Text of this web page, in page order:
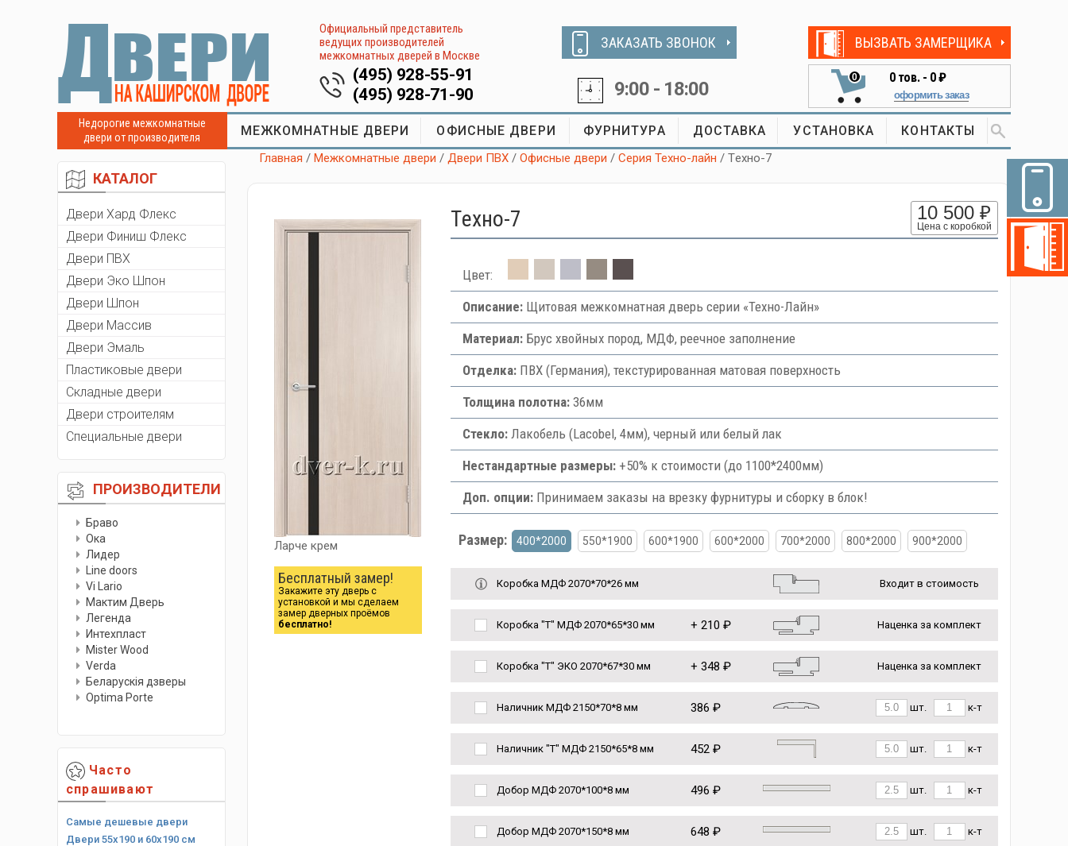
Официальный представитель
ведущих производителей
межкомнатных дверей в Москве
(495) 928-55-91
(495) 928-71-90
ЗАКАЗАТЬ ЗВОНОК
9:00 - 18:00
ВЫЗВАТЬ ЗАМЕРЩИКА
0 0тов. - 0 ₽
оформить заказ
Недорогие межкомнатные
двери от производителя
МЕЖКОМНАТНЫЕ ДВЕРИ ОФИСНЫЕ ДВЕРИ ФУРНИТУРА ДОСТАВКА УСТАНОВКА КОНТАКТЫ
КАТАЛОГ
Двери Хард Флекс
Двери Финиш Флекс
Двери ПВХ
Двери Эко Шпон
Двери Шпон
Двери Массив
Двери Эмаль
Пластиковые двери
Складные двери
Двери строителям
Специальные двери
ПРОИЗВОДИТЕЛИ
Браво
Ока
Лидер
Line doors
Vi Lario
Мактим Дверь
Легенда
Интехпласт
Мister Wood
Verda
Беларускiя дзверы
Optima Porte
Часто
спрашивают
Самые дешевые двери
Двери 55х190 и 60х190 см
Главная /Межкомнатные двери /Двери ПВХ /Офисные двери /Серия Техно-лайн / Tехно-7
Ларче крем
Бесплатный замер!
Закажите эту дверь с
установкой и мы сделаем
замер дверных проёмов
бесплатно!
Tехно-7 10 500 ₽
Цена с коробкой
Цвет:
Описание:Щитовая межкомнатная дверь серии «Техно-Лайн»
Материал:Брус хвойных пород, МДФ, реечное заполнение
Отделка:ПВХ (Германия), текстурированная матовая поверхность
Толщина полотна:36мм
Стекло:Лакобель (Lacobel, 4мм), черный или белый лак
Нестандартные размеры:+50% к стоимости (до 1100*2400мм)
Доп. опции:Принимаем заказы на врезку фурнитуры и сборку в блок!
Размер: 400*2000 550*1900 600*1900 600*2000 700*2000 800*2000 900*2000
Коробка МДФ 2070*70*26 мм Входит в стоимость
Коробка "Т" МДФ 2070*65*30 мм + 210 ₽ Наценка за комплект
Коробка "Т" ЭКО 2070*67*30 мм + 348 ₽ Наценка за комплект
Наличник МДФ 2150*70*8 мм 386 ₽ шт. к-т
Наличник "Т" МДФ 2150*65*8 мм 452 ₽ шт. к-т
Добор МДФ 2070*100*8 мм 496 ₽ шт. к-т
Добор МДФ 2070*150*8 мм 648 ₽ шт. к-т